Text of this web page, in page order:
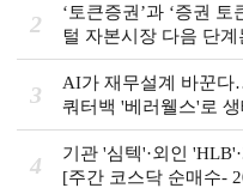
2
‘토큰증권’과 ‘증권
털 자본시장 다음 단계
3
AI가 재무설계 바꾼다
쿼터백 '베러웰스'로
4
기관 '심텍'·외인
[주간 코스닥 순매수-